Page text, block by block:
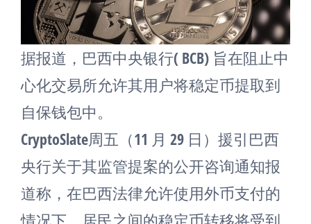
据报道，巴西中央银行( BCB) 旨在阻止中
心化交易所允许其用户将稳定币提取到
自保钱包中。
CryptoSlate周五（11 月 29 日）援引巴西
央行关于其监管提案的公开咨询通知报
道称，在巴西法律允许使用外币支付的
情况下，居民之间的稳定币转移将受到